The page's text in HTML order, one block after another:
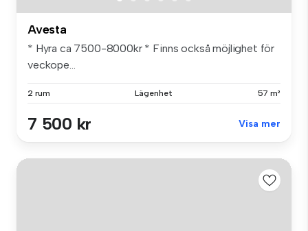
Avesta
* Hyra ca 7500-8000kr * Finns också möjlighet för
veckope...
2 rum Lägenhet 57 m²
7 500 kr Visa mer